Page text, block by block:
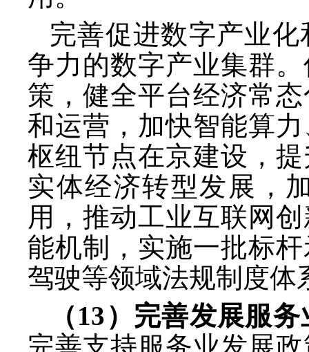
完善促进数字产业
争力的数字产业集群
策，健全平台经济常
和运营，加快智能算
枢纽节点在京建设，
实体经济转型发展，
用，推动工业互联网
能机制，实施一批标
驾驶等领域法规制度体
（13）完善发展服